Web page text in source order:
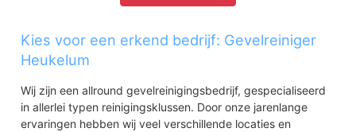
Kies voor een erkend bedrijf: Gevelreiniger
Heukelum
Wij zijn een allround gevelreinigingsbedrijf, gespecialiseerd
in allerlei typen reinigingsklussen. Door onze jarenlange
ervaringen hebben wij veel verschillende locaties en